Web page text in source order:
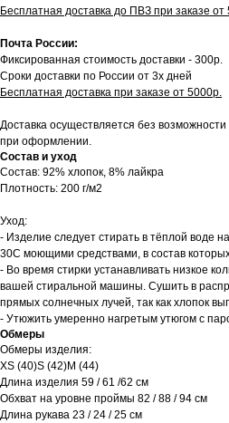
Бесплатная доставка до ПВЗ при заказе от
Почта России:
Фиксированная стоимость доставки - 300р.
Сроки доставки по России от 3х дней
Бесплатная доставка при заказе от 5000р.
Доставка осуществляется без
при оформлении.
Состав и уход
Состав: 92% хлопок, 8% лайкра
Плотность: 200 г/м2
Уход:
- Изделие следует стирать в тёплой воде
30C моющими средствами, в состав
- Во время стирки устанавливать низкое
вашей стиральной машины. Сушить в
прямых солнечных лучей, так как хлопок
- Утюжить умеренно нагретым утюгом с
Обмеры
Обмеры изделия:
XS (40)S (42)M (44)
Длина изделия 59 / 61 /62 см
Обхват на уровне проймы 82 / 88 / 94 см
Длина рукава 23 / 24 / 25 см